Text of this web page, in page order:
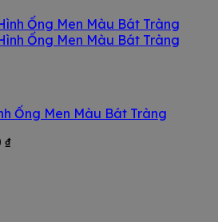
Ống Men Màu Bát Tràng
₫Khoảng